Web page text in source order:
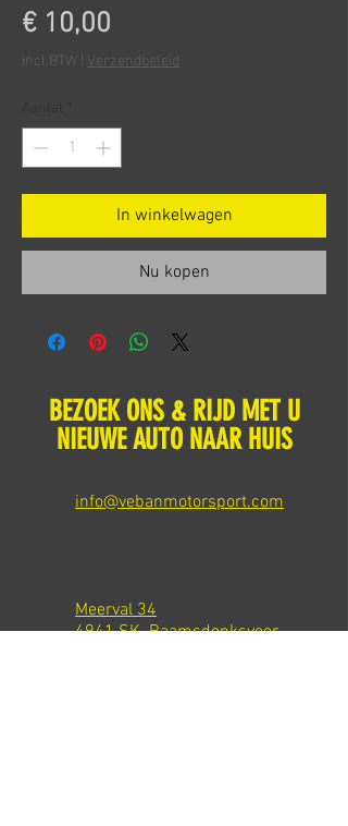
€ 10,00
incl.BTW Verzendbeleid
In winkelwagen
Nu kopen
BEZOEK ONS & RIJD MET U
NIEUWE AUTO NAAR HUIS
info@vebanmotorsport.com
Meerval 34
4941 SK Raamsdonksveer